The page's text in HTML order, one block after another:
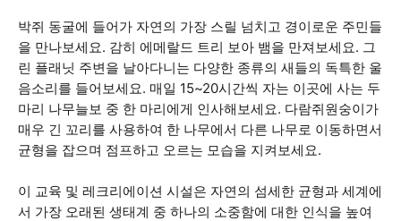
박쥐 동굴에 들어가 자연의 가장 스릴 넘치고 경이로운 주민들
을 만나보세요. 감히 에메랄드 트리 보아 뱀을 만져보세요. 그
린 플래닛 주변을 날아다니는 다양한 종류의 새들의 독특한 울
음소리를 들어보세요. 매일 15~20시간씩 자는 이곳에 사는 두
마리 나무늘보 중 한 마리에게 인사해보세요. 다람쥐원숭이가
매우 긴 꼬리를 사용하여 한 나무에서 다른 나무로 이동하면서
균형을 잡으며 점프하고 오르는 모습을 지켜보세요.
이 교육 및 레크리에이션 시설은 자연의 섬세한 균형과 세계에
서 가장 오래된 생태계 중 하나의 소중함에 대한 인식을 높여